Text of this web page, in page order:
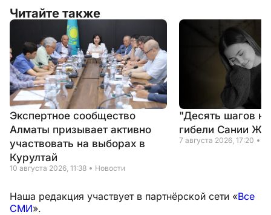
Читайте также
Экспертное сообщество
Алматы призывает активно
участвовать на выборах в
Курултай
10 августа 2026, 11:38 Новости
"Десять шагов
гибели Сании
7 августа 2026, 17:20
Наша редакция участвует в партнёрской сети «Все
СМИ».